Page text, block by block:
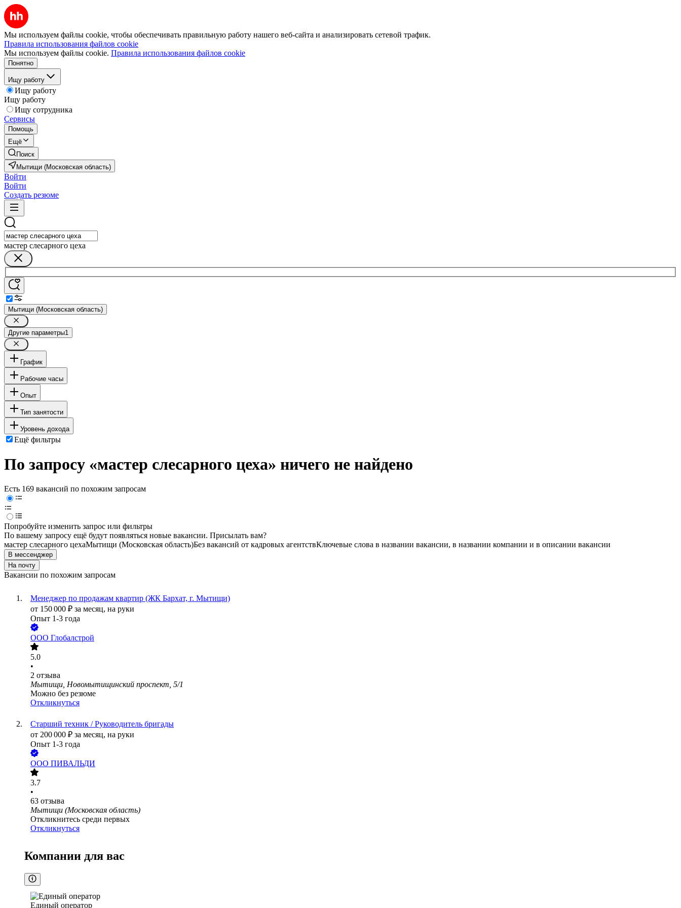
Мы используем файлы cookie, чтобы обеспечивать правильную работу нашего веб-сайта и анализировать сетевой трафик.
Правила использования файлов cookie
Мы используем файлы cookie. Правила использования файлов cookie
Понятно
Ищу работу
Ищу работу
Ищу работу
Ищу сотрудника
Сервисы
Помощь
Ещё
Поиск
Мытищи (Московская область)
Войти
Войти
Создать резюме
мастер слесарного цеха
Мытищи (Московская область)
Другие параметры1
График
Рабочие часы
Опыт
Тип занятости
Уровень дохода
Ещё фильтры
По запросу «мастер слесарного цеха» ничего не найдено
Есть 169 вакансий по похожим запросам
Попробуйте изменить запрос или фильтры
По вашему запросу ещё будут появляться новые вакансии. Присылать вам?
мастер слесарного цехаМытищи (Московская область)Без вакансий от кадровых агентствКлючевые слова в названии вакансии, в названии компании и в описании вакансии
В мессенджер
На почту
Вакансии по похожим запросам
Менеджер по продажам квартир (ЖК Бархат, г. Мытищи)
от 150 000 ₽ за месяц, на руки
Опыт 1-3 года
ООО Глобалстрой
5.0
•
2 отзыва
Мытищи, Новомытищинский проспект, 5/1
Можно без резюме
Откликнуться
Старший техник / Руководитель бригады
от 200 000 ₽ за месяц, на руки
Опыт 1-3 года
ООО ПИВАЛЬДИ
3.7
•
63 отзыва
Мытищи (Московская область)
Откликнитесь среди первых
Откликнуться
Компании для вас
Единый оператор